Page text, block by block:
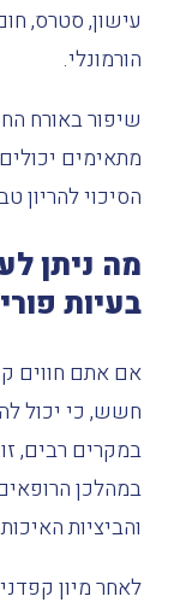
עישון, סטרס,
הורמונלי.
שיפור באורח
מתאימים
הסיכוי להריון
מה ניתן
בעיות
אםאתם חווים
חשש, כי יכול
במקרים רבים,
במהלכן
והביציות
לאחרמיון קפדני